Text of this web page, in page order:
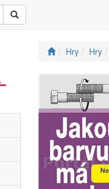
Hry Hry